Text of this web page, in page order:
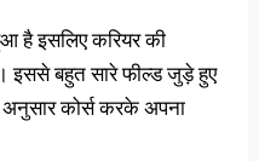
है इसलिए करियर की
इससे बहुत सारे फील्ड जुड़े हुए
कोर्स करके अपना